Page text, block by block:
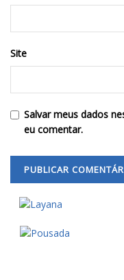
Site
Salvar meus dados
eu comentar.